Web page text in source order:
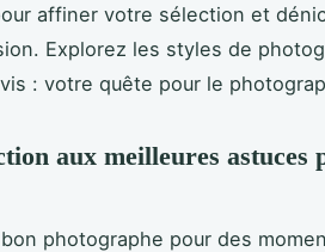
affiner votre sélection et
Explorez les styles de
: votre quête pour le
aux meilleures astuces
photographe pour des